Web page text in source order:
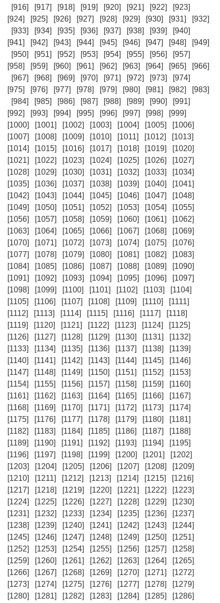
[916] [917] [918] [919] [920] [921] [922]
[923]
[924]
[925] [926] [927] [928] [929] [930] [931]
[932]
[933]
[934] [935] [936] [937] [938] [939]
[940]
[941]
[942] [943] [944] [945] [946] [947] [948]
[949]
[950]
[951] [952] [953] [954] [955] [956]
[957]
[958]
[959] [960] [961] [962] [963] [964] [965]
[966]
[967]
[968] [969] [970] [971] [972] [973]
[974]
[975]
[976] [977] [978] [979] [980] [981] [982]
[983]
[984]
[985] [986] [987] [988] [989] [990]
[991]
[992]
[993] [994] [995] [996] [997] [998]
[999]
[1000]
[1001] [1002] [1003] [1004] [1005]
[1006]
[1007]
[1008] [1009] [1010] [1011] [1012]
[1013]
[1014]
[1015] [1016] [1017] [1018] [1019]
[1020]
[1021]
[1022] [1023] [1024] [1025] [1026]
[1027]
[1028]
[1029] [1030] [1031] [1032] [1033]
[1034]
[1035]
[1036] [1037] [1038] [1039] [1040]
[1041]
[1042]
[1043] [1044] [1045] [1046] [1047]
[1048]
[1049]
[1050] [1051] [1052] [1053] [1054]
[1055]
[1056]
[1057] [1058] [1059] [1060] [1061]
[1062]
[1063]
[1064] [1065] [1066] [1067] [1068]
[1069]
[1070]
[1071] [1072] [1073] [1074] [1075]
[1076]
[1077]
[1078] [1079] [1080] [1081] [1082]
[1083]
[1084]
[1085] [1086] [1087] [1088] [1089]
[1090]
[1091]
[1092] [1093] [1094] [1095] [1096]
[1097]
[1098]
[1099] [1100] [1101] [1102] [1103]
[1104]
[1105]
[1106] [1107] [1108] [1109] [1110]
[1111]
[1112]
[1113] [1114] [1115] [1116] [1117]
[1118]
[1119]
[1120] [1121] [1122] [1123] [1124]
[1125]
[1126]
[1127] [1128] [1129] [1130] [1131]
[1132]
[1133]
[1134] [1135] [1136] [1137] [1138]
[1139]
[1140]
[1141] [1142] [1143] [1144] [1145]
[1146]
[1147]
[1148] [1149] [1150] [1151] [1152]
[1153]
[1154]
[1155] [1156] [1157] [1158] [1159]
[1160]
[1161]
[1162] [1163] [1164] [1165] [1166]
[1167]
[1168]
[1169] [1170] [1171] [1172] [1173]
[1174]
[1175]
[1176] [1177] [1178] [1179] [1180]
[1181]
[1182]
[1183] [1184] [1185] [1186] [1187]
[1188]
[1189]
[1190] [1191] [1192] [1193] [1194]
[1195]
[1196]
[1197] [1198] [1199] [1200] [1201]
[1202]
[1203]
[1204] [1205] [1206] [1207] [1208]
[1209]
[1210]
[1211] [1212] [1213] [1214] [1215]
[1216]
[1217]
[1218] [1219] [1220] [1221] [1222]
[1223]
[1224]
[1225] [1226] [1227] [1228] [1229]
[1230]
[1231]
[1232] [1233] [1234] [1235] [1236]
[1237]
[1238]
[1239] [1240] [1241] [1242] [1243]
[1244]
[1245]
[1246] [1247] [1248] [1249] [1250]
[1251]
[1252]
[1253] [1254] [1255] [1256] [1257]
[1258]
[1259]
[1260] [1261] [1262] [1263] [1264]
[1265]
[1266]
[1267] [1268] [1269] [1270] [1271]
[1272]
[1273]
[1274] [1275] [1276] [1277] [1278]
[1279]
[1280]
[1281] [1282] [1283] [1284] [1285]
[1286]